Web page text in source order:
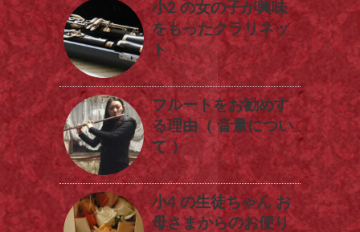
小2 の女の子が興味
をもったクラリネッ
ト
フルートをお勧めす
る理由（ 音量につい
て ）
小4 の生徒ちゃん お
母さまからのお便り